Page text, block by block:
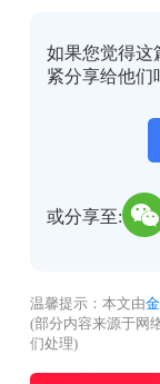
如果您觉得这
紧分享给他们
或分享至:
温馨提示：本文由
(部分内容来源于网
们处理)